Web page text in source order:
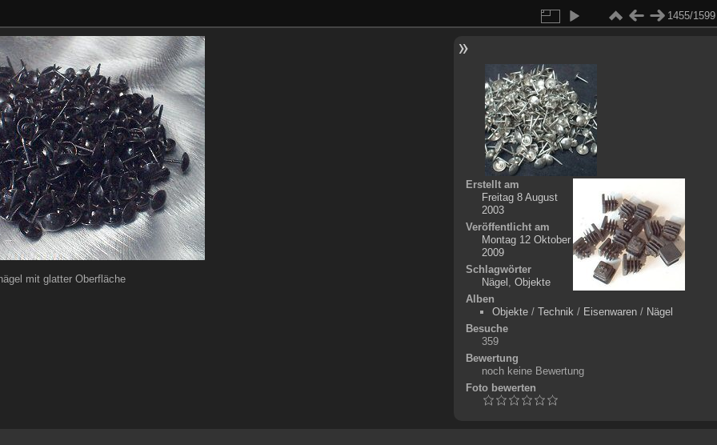
1455/1599
mit glatter Oberfläche
Erstellt am
Freitag 8 August
2003
Veröffentlicht am
Montag 12 Oktober
2009
Schlagwörter
Nägel , Objekte
Alben
Objekte/ Technik/ Eisenwaren/ Nägel
Besuche
359
Bewertung
noch keine Bewertung
Foto bewerten